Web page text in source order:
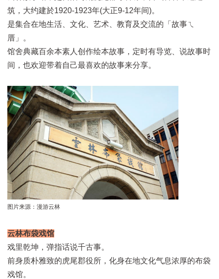
筑，大约建於1920-1923年(大正9-12年间)。
是集合在地生活、文化、艺术、教育及交流的「故事ㄟ
厝」。
馆舍典藏百余本素人创作绘本故事，定时有导览、说故事时
间，也欢迎带着自己最喜欢的故事来分享。
图片来源：漫游云林
云林布袋戏馆
戏里乾坤，弹指话说千古事。
前身质朴雅致的虎尾郡役所，化身在地文化气息浓厚的布袋
戏馆。